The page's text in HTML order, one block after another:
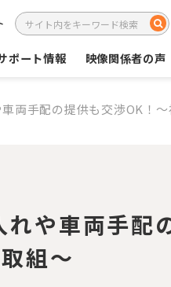
ポート情報 映像関係者の声
両手配の提供も交渉OK！
や車両手配
組～